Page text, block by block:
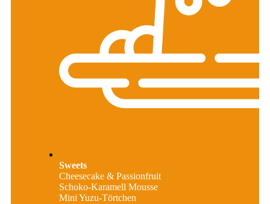
Sweets
Cheesecake & Passionfruit
Schoko-Karamell Mousse
Mini Yuzu-Törtchen